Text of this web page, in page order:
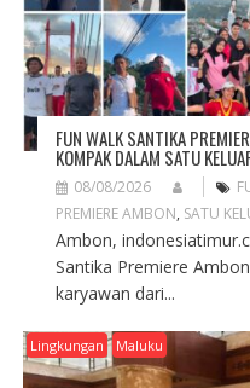
N
FUN WALK SANTIKA
KOMPAK DALAM SATU
08/08/2026
PREMIERE AMBON, SATU
Ambon,
Santika Premiere
karyawan dari...
Lingkungan Maluku